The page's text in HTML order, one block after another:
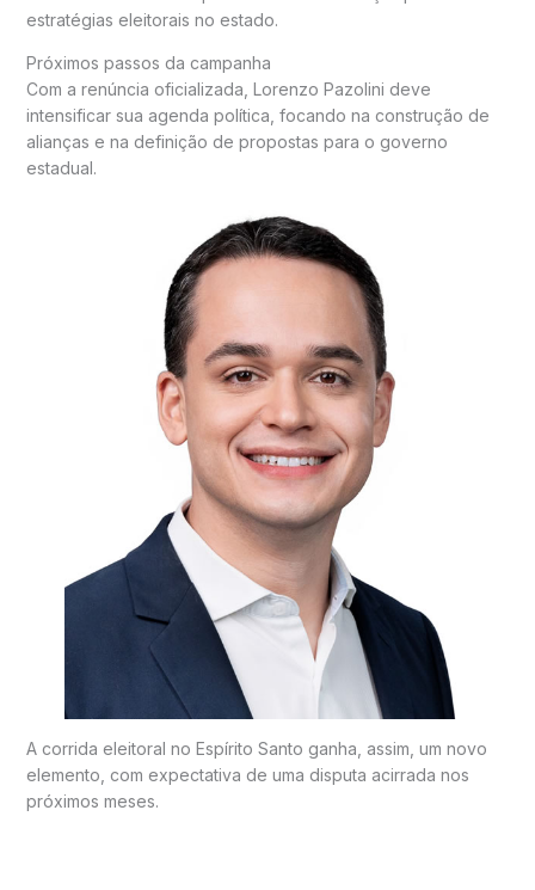
estratégias eleitorais no estado.
Próximos passos da campanha
Com a renúncia oficializada, Lorenzo Pazolini deve
intensificar sua agenda política, focando na construção de
alianças e na definição de propostas para o governo
estadual.
A corrida eleitoral no Espírito Santo ganha, assim, um novo
elemento, com expectativa de uma disputa acirrada nos
próximos meses.